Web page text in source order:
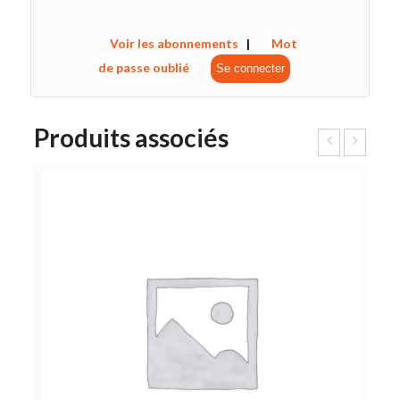
Voir les abonnements |
Mot
de passe oublié
Produits associés